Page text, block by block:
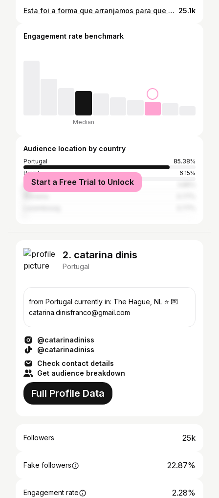
Esta foi a forma que arranjamos para que a Madalena não sentisse tanto a chegada do irmão, ou pelo menos, de uma forma menos positiva. Ainda hoje me lembro do dia em que fui visitar a minha mãe ao hospital, quando o meu irmão nasceu e o sentimento de ter de vir embora sabendo que eles iriam lá ficar, por isso, não quis que ela sentisse o mesmo. Mais importante, durante a gravidez, fomos falando bastante com ela sobre o que iria acontecer quando o irmão nascesse. Sem dúvida que para nós, foi a melhor abordagem, sabendo como é a nossa filha a forma de reagir às coisas. Não há formas certas ou erradas de o fazer, desde faça sentido para vocês, é o que realmente importa 🤍 . . . #recemnascido #irmãos #encontro #maternidade #posparto 25.1k
Engagement rate benchmark
Median
Audience location by country
Portugal
85.38%
Brazil
6.15%
United Kingdom
Start a Free Trial to Unlock
2. catarina dinis
Portugal
from Portugal currently in: The Hague, NL ⭐️ 💌
catarina.dinisfranco@gmail.com
@catarinadiniss
@catarinadiniss
Check contact details
Get audience breakdown
Full Profile Data
Followers 25k
Fake followers 22.87%
Engagement rate 2.28%